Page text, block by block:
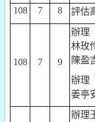
108
7 8 評估
108 7 9
辦理
林玫
陳盈
辦理
姜亭
辦理